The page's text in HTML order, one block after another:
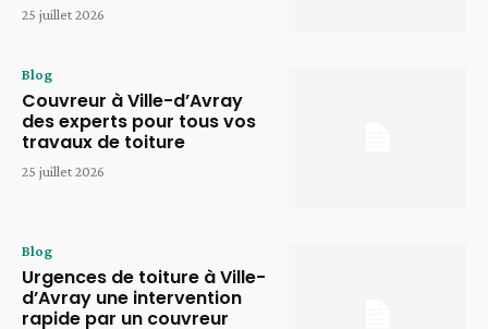
25 juillet 2026
Blog
Couvreur à Ville-d’Avray
des experts pour tous vos
travaux de toiture
25 juillet 2026
Blog
Urgences de toiture à Ville-
d’Avray une intervention
rapide par un couvreur